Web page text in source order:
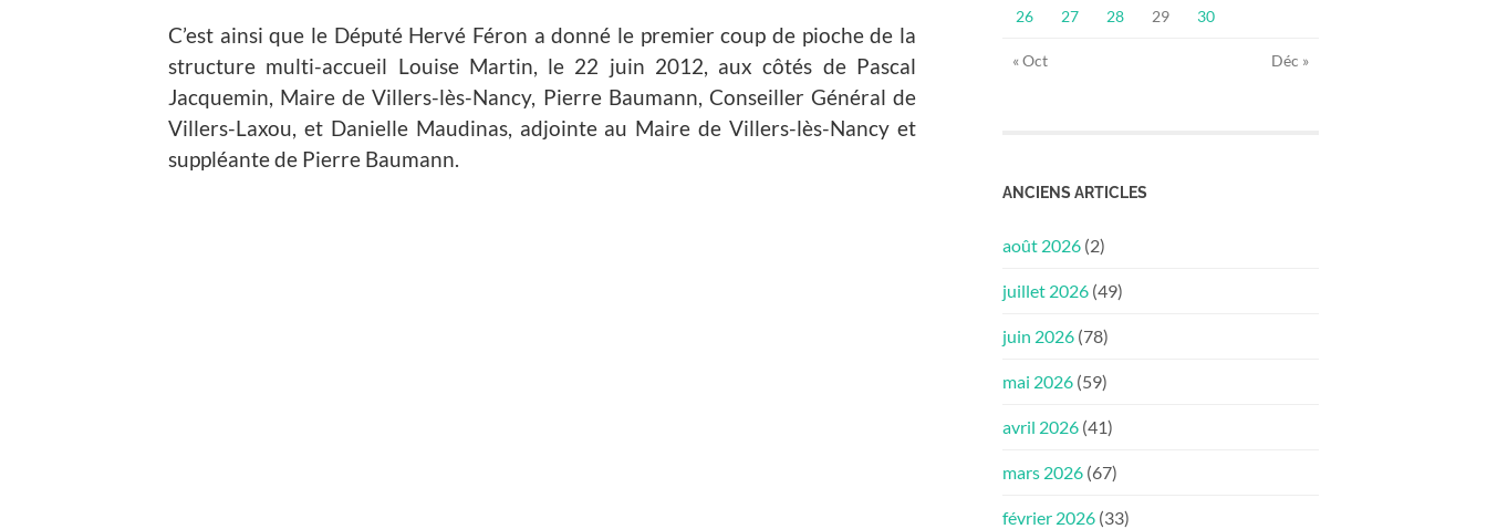
C’est ainsi que le Député Hervé Féron a donné le premier coup de pioche de la
structure multi-accueil Louise Martin, le 22 juin 2012, aux côtés de Pascal
Jacquemin, Maire de Villers-lès-Nancy, Pierre Baumann, Conseiller Général de
Villers-Laxou, et Danielle Maudinas, adjointe au Maire de Villers-lès-Nancy et
suppléante de Pierre Baumann.
26 27 28 29 30
« Oct Déc »
ANCIENS ARTICLES
août 2026 (2)
juillet 2026 (49)
juin 2026 (78)
mai 2026 (59)
avril 2026 (41)
mars 2026 (67)
février 2026 (33)